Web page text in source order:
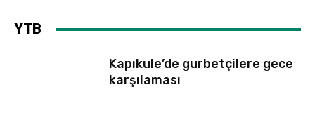
YTB
Kapıkule’de gurbetçilere gece
karşılaması